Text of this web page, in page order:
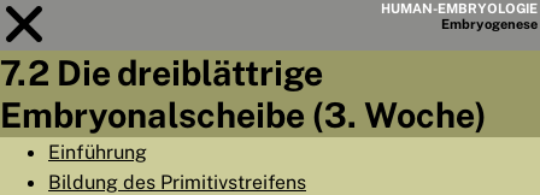
HUMAN-EMBRYOLOGIE
Embryogenese
Modul
KAPITELLISTE
7.2 Die dreiblättrige
Embryonalscheibe (3. Woche)
Einführung
Bildung des Primitivstreifens